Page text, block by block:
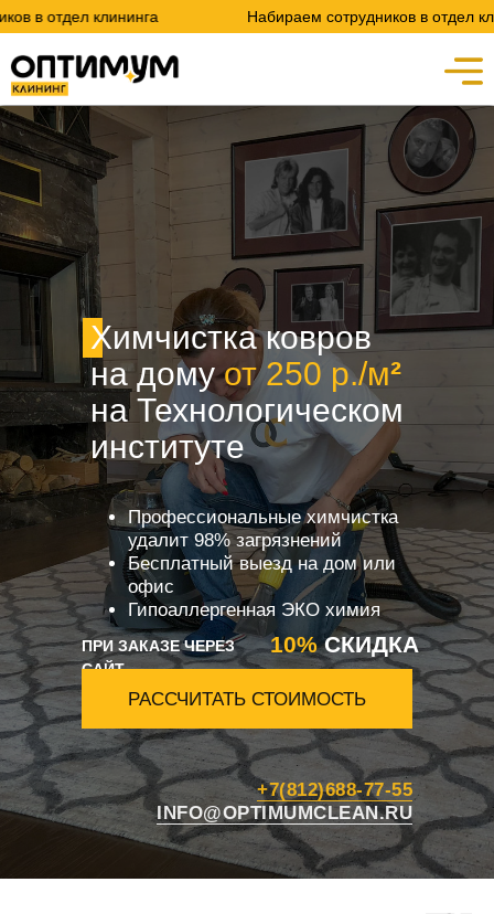
Набираем сотрудников в отдел клининга
10%СКИДКА
Профессиональные химчистка
удалит 98% загрязнений
Бесплатный выезд на дом или
офис
Гипоаллергенная ЭКО химия
ПРИ ЗАКАЗЕ ЧЕРЕЗ
САЙТ
РАССЧИТАТЬ СТОИМОСТЬ
+7(812)688-77-55
INFO@OPTIMUMCLEAN.RU
Химчистка ковров
на домуот 250 р./м²
на Технологическом
институте